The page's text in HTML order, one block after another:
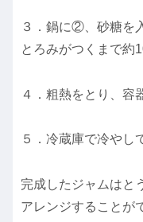
３．鍋に②、砂糖を
とろみがつくまで約
４．粗熱をとり、容
５．冷蔵庫で冷やし
完成したジャムはと
アレンジすることが